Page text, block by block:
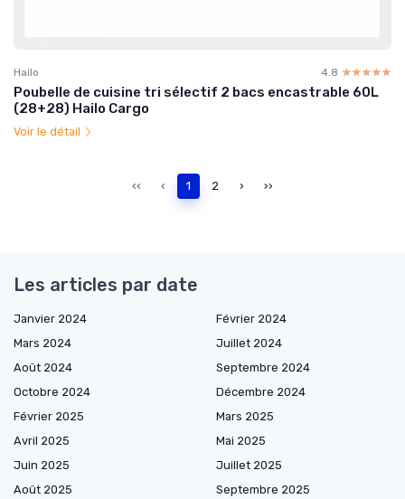
Hailo 4.8 ☆☆☆☆☆
★★★★★
Poubelle de cuisine tri sélectif 2 bacs encastrable 60L
(28+28) Hailo Cargo
Voir le détail
‹‹ ‹ 1 2 › ››
Les articles par date
Janvier 2024
Février 2024
Mars 2024
Juillet 2024
Août 2024
Septembre 2024
Octobre 2024
Décembre 2024
Février 2025
Mars 2025
Avril 2025
Mai 2025
Juin 2025
Juillet 2025
Août 2025
Septembre 2025